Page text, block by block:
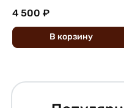
4 500 ₽
В корзину